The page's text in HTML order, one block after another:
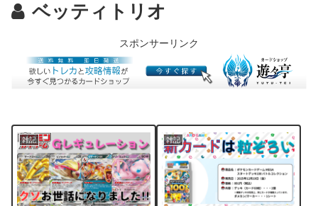
ベッティトリオ
スポンサーリンク
雑記 雑記